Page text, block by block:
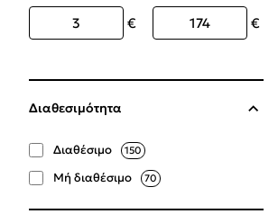
€ €
Διαθεσιμότητα
Διαθέσιμο 150
Μή διαθέσιμο 70